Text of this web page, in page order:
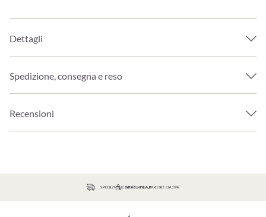
Dettagli
Spedizione, consegna e reso
Recensioni
SPEDIZIONE GRATUITA A PARTIRE DA 39€